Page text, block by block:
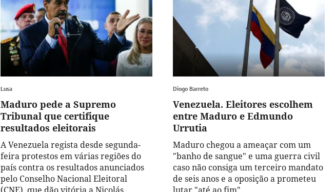
Lusa
Maduro pede a Supremo
Tribunal que certifique
resultados eleitorais
A Venezuela regista desde segunda-
feira protestos em várias regiões do
país contra os resultados anunciados
pelo Conselho Nacional Eleitoral
Diogo Barreto
Venezuela. Eleitores escolhem
entre Maduro e Edmundo
Urrutia
Maduro chegou a ameaçar com um
"banho de sangue" e uma guerra civil
caso não consiga um terceiro mandato
de seis anos e a oposição a prometeu